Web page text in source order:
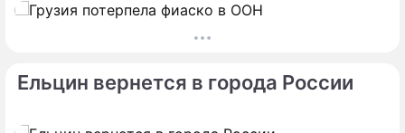
Ельцин вернется в города России